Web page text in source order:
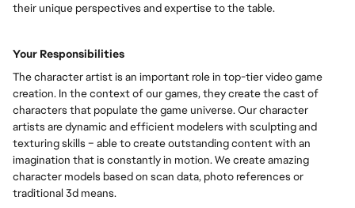
their unique perspectives and expertise to the table.
Your Responsibilities
The character artist is an important role in top-tier video game
creation. In the context of our games, they create the cast of
characters that populate the game universe. Our character
artists are dynamic and efficient modelers with sculpting and
texturing skills – able to create outstanding content with an
imagination that is constantly in motion. We create amazing
character models based on scan data, photo references or
traditional 3d means.